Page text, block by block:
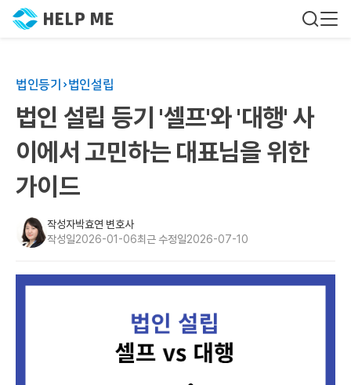
법인등기 법인설립
법인 설립 등기 '셀프'와 '대행' 사
이에서 고민하는 대표님을 위한
가이드
작성자박효연 변호사
작성일2026-01-06최근 수정일2026-07-10